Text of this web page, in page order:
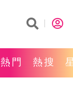
熱門 熱搜